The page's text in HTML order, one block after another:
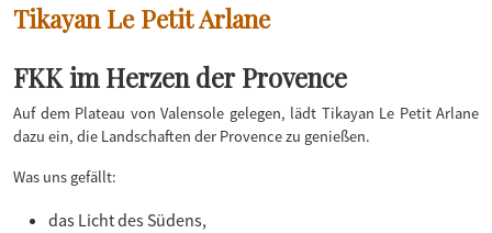
Tikayan Le Petit Arlane
FKK im Herzen der Provence
Auf dem Plateau von Valensole gelegen, lädt Tikayan Le Petit Arlane
dazu ein, die Landschaften der Provence zu genießen.
Was uns gefällt:
das Licht des Südens,